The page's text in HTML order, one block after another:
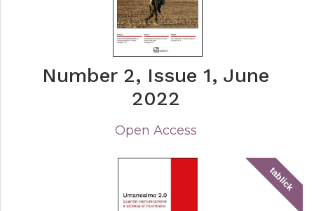
Number 2, Issue 1, June
2022
Open Access
tablick